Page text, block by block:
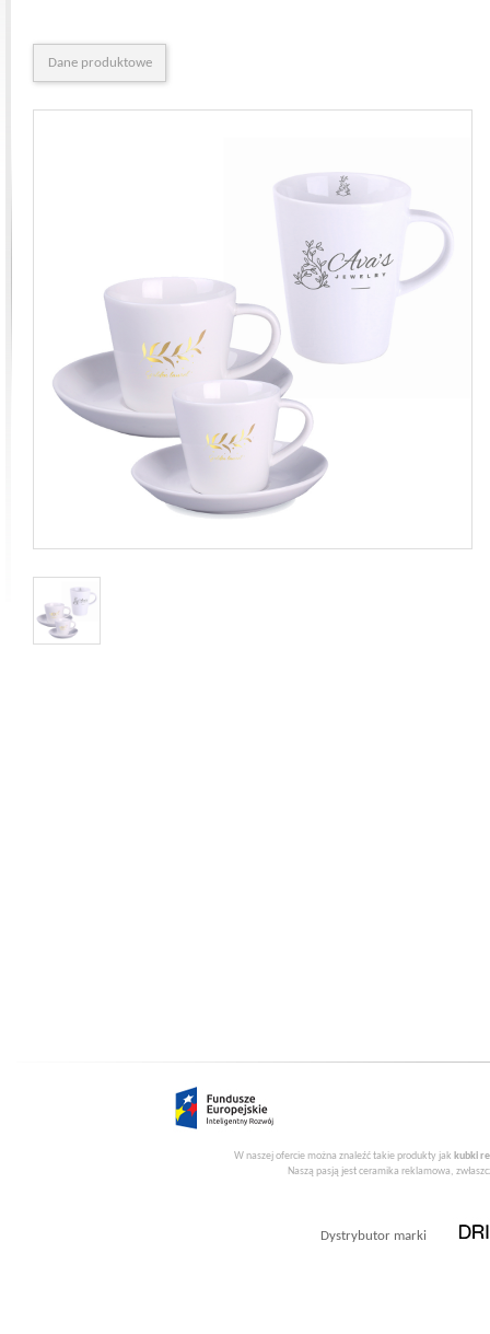
Dane produktowe
W naszej ofercie można znaleźć takie produkty jak kubki
Naszą pasją jest ceramika reklamowa,
Dystrybutor marki